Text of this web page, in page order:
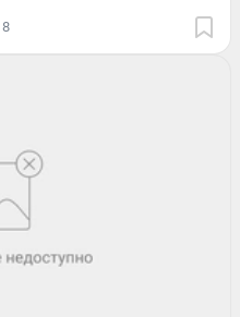
8